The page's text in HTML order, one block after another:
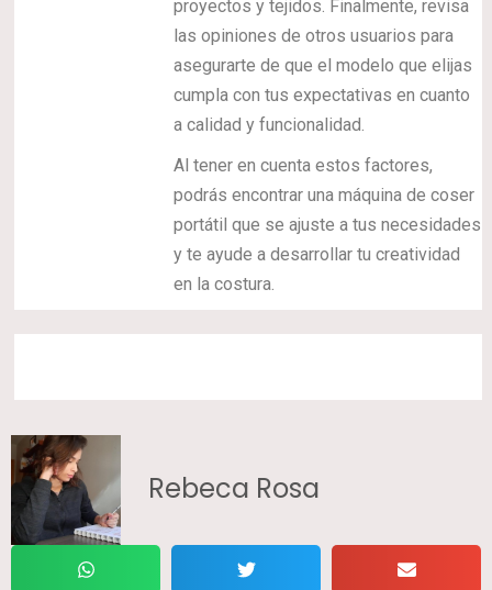
proyectos y tejidos. Finalmente, revisa
las opiniones de otros usuarios para
asegurarte de que el modelo que elijas
cumpla con tus expectativas en cuanto
a calidad y funcionalidad.
Al tener en cuenta estos factores,
podrás encontrar una máquina de coser
portátil que se ajuste a tus necesidades
y te ayude a desarrollar tu creatividad
en la costura.
Rebeca Rosa